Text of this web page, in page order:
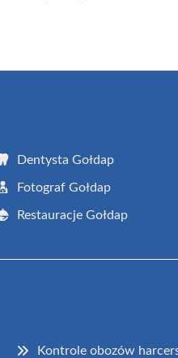
Dentysta Gołdap
Fotograf Gołdap
Restauracje Gołdap
Kontrole obozów